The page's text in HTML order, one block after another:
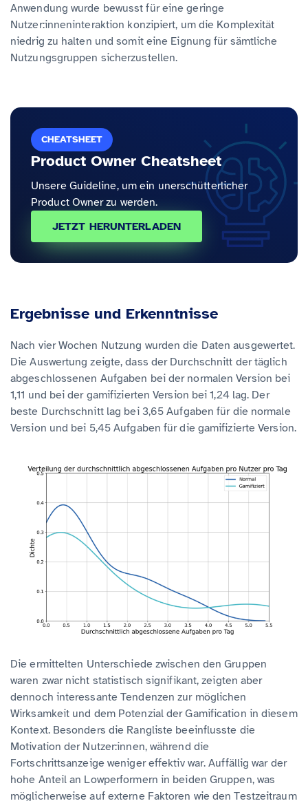
Anwendung wurde bewusst für eine geringe
Nutzer:inneninteraktion konzipiert, um die Komplexität
niedrig zu halten und somit eine Eignung für sämtliche
Nutzungsgruppen sicherzustellen.
CHEATSHEET
Product Owner Cheatsheet
Unsere Guideline, um ein unerschütterlicher
Product Owner zu werden.
JETZT HERUNTERLADEN
Ergebnisse und Erkenntnisse
Nach vier Wochen Nutzung wurden die Daten ausgewertet.
Die Auswertung zeigte, dass der Durchschnitt der täglich
abgeschlossenen Aufgaben bei der normalen Version bei
1,11 und bei der gamifizierten Version bei 1,24 lag. Der
beste Durchschnitt lag bei 3,65 Aufgaben für die normale
Version und bei 5,45 Aufgaben für die gamifizierte Version.
Die ermittelten Unterschiede zwischen den Gruppen
waren zwar nicht statistisch signifikant, zeigten aber
dennoch interessante Tendenzen zur möglichen
Wirksamkeit und dem Potenzial der Gamification in diesem
Kontext. Besonders die Rangliste beeinflusste die
Motivation der Nutzer:innen, während die
Fortschrittsanzeige weniger effektiv war. Auffällig war der
hohe Anteil an Lowperformern in beiden Gruppen, was
möglicherweise auf externe Faktoren wie den Testzeitraum